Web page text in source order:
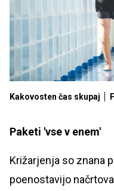
Kakovosten čas skupaj
Paketi 'vse v enem'
Križarjenja so znana
poenostavijo